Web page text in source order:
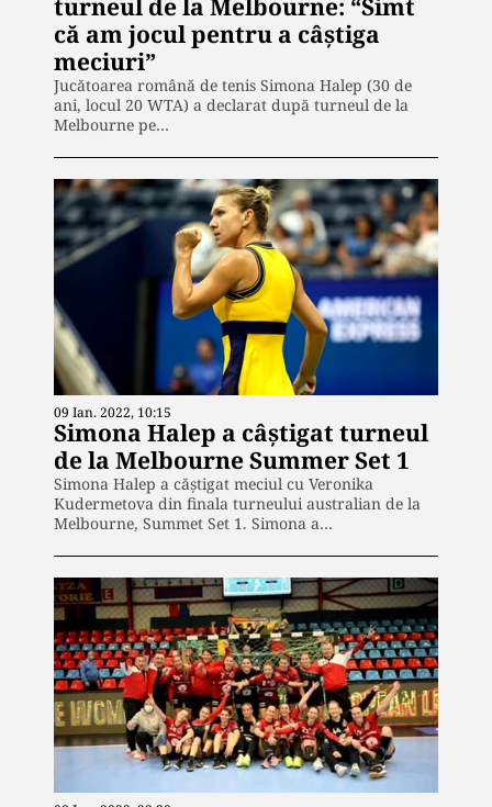
turneul de la Melbourne: “Simt
că am jocul pentru a câştiga
meciuri”
Jucătoarea română de tenis Simona Halep (30 de
ani, locul 20 WTA) a declarat după turneul de la
Melbourne pe…
09 Ian. 2022, 10:15
Simona Halep a câștigat turneul
de la Melbourne Summer Set 1
Simona Halep a căștigat meciul cu Veronika
Kudermetova din finala turneului australian de la
Melbourne, Summet Set 1. Simona a…